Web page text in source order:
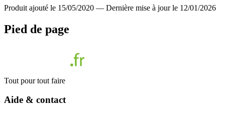
Produit ajouté le 15/05/2020 — Dernière mise à jour le 12/01/2026
Pied de page
Tout pour tout faire
Aide & contact